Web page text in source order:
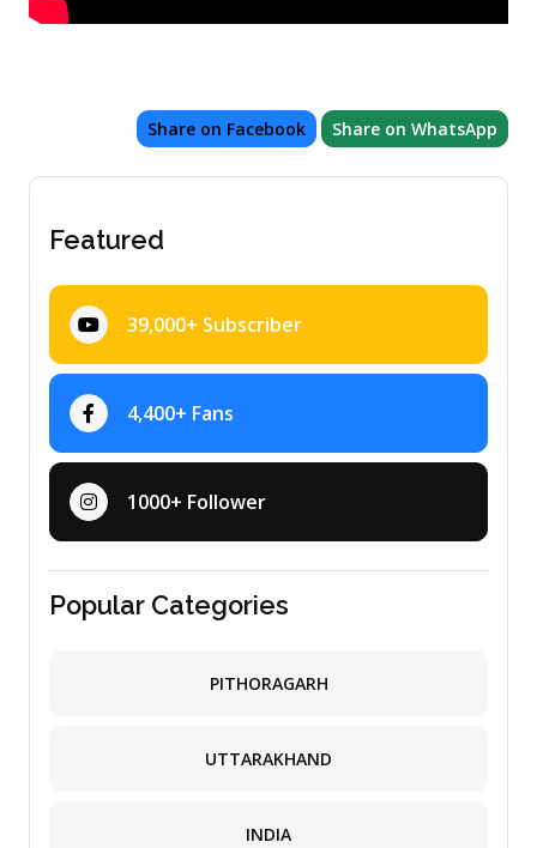
Share on Facebook Share on WhatsApp
Featured
39,000+ Subscriber
4,400+ Fans
1000+ Follower
Popular Categories
PITHORAGARH
UTTARAKHAND
INDIA